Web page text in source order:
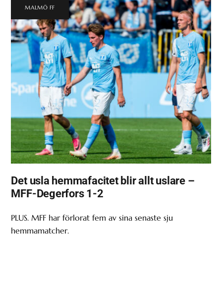
MALMÖ FF
Det usla hemmafacitet blir allt uslare –
MFF-Degerfors 1-2
PLUS. MFF har förlorat fem av sina senaste sju
hemmamatcher.